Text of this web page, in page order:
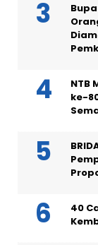
NTB
ke-
40